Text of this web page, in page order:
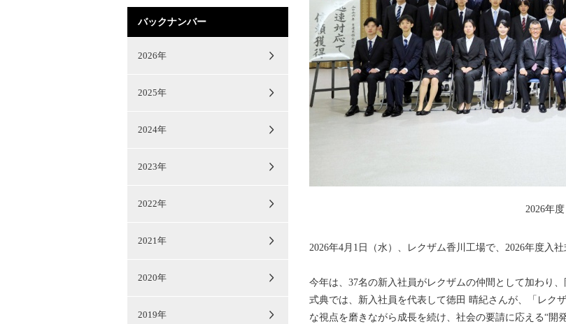
2026年
2026年4月1日（水）、レクザム香川工場で、2026年度入社
今年は、37名の新入社員がレクザムの仲間として加わり
式典では、新入社員を代表して徳田 晴紀さんが、「レク
な視点を磨きながら成長を続け、社会の要請に応える“開
バックナンバー
2026年
2025年
2024年
2023年
2022年
2021年
2020年
2019年